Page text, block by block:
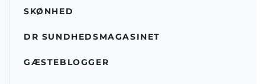
SKØNHED
DR SUNDHEDSMAGASINET
GÆSTEBLOGGER